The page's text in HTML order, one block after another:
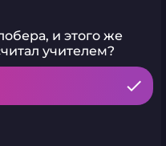
и этого же
учителем?